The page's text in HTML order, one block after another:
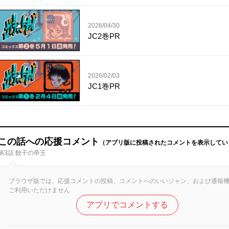
2026/04/30
JC2巻PR
2026/02/03
JC1巻PR
の話への応援コメント
（アプリ版に投稿されたコメントを表示して
3話 餃子の帝王
ブラウザ版では、応援コメントの投稿、コメントへのいいジャン、および通報
ご利用いただけません
アプリでコメントする